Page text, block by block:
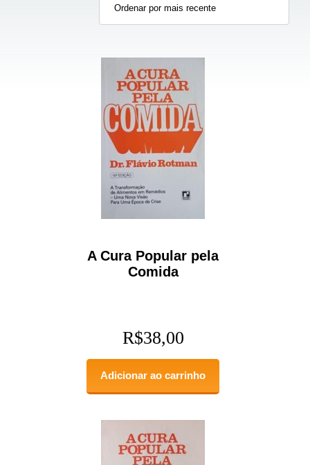
A Cura Popular pela
Comida
R$38,00
Adicionar ao carrinho